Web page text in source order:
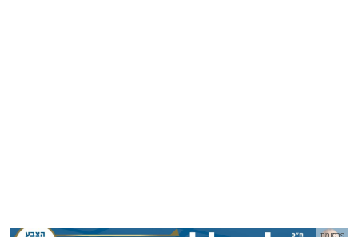
פרסומת